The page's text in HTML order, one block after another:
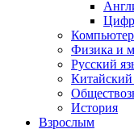
Физика и
Русский
История
Взрослым